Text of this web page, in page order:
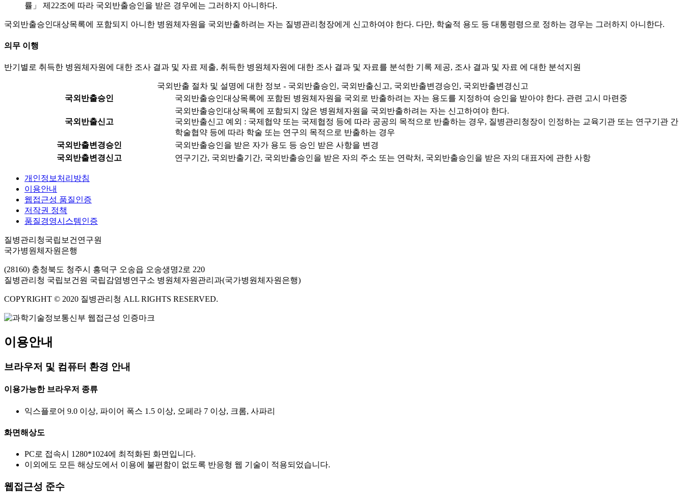
률」 제22조에 따라 국외반출승인을 받은 경우에는 그러하지 아니하다.
국외반출승인대상목록에 포함되지 아니한 병원체자원을 국외반출하려는 자는 질병관리청장에게 신고하여야 한다. 다만, 학술적 용도 등 대통령령으로 정하는 경우는 그러하지 아니한다.
의무 이행
반기별로 취득한 병원체자원에 대한 조사 결과 및 자료 제출, 취득한 병원체자원에 대한 조사 결과 및 자료를 분석한 기록 제공, 조사 결과 및 자료 에 대한 분석지원
국외반출 절차 및 설명에 대한 정보 - 국외반출승인, 국외반출신고, 국외반출변경승인, 국외반출변경신고
국외반출승인
국외반출승인대상목록에 포함된 병원체자원을 국외로 반출하려는 자는 용도를 지정하여 승인을 받아야 한다. 관련 고시 마련중
국외반출신고
국외반출승인대상목록에 포함되지 않은 병원체자원을 국외반출하려는 자는 신고하여야 한다.
국외반출신고 예외 : 국제협약 또는 국제협정 등에 따라 공공의 목적으로 반출하는 경우, 질병관리청장이 인정하는 교육기관 또는 연구기관 간
학술협약 등에 따라 학술 또는 연구의 목적으로 반출하는 경우
국외반출변경승인
국외반출승인을 받은 자가 용도 등 승인 받은 사항을 변경
국외반출변경신고
연구기간, 국외반출기간, 국외반출승인을 받은 자의 주소 또는 연락처, 국외반출승인을 받은 자의 대표자에 관한 사항
개인정보처리방침
이용안내
웹접근성 품질인증
저작권 정책
품질경영시스템인증
질병관리청국립보건연구원
국가병원체자원은행
(28160) 충청북도 청주시 흥덕구 오송읍 오송생명2로 220
질병관리청 국립보건원 국립감염병연구소 병원체자원관리과(국가병원체자원은행)
COPYRIGHT © 2020 질병관리청 ALL RIGHTS RESERVED.
이용안내
브라우저 및 컴퓨터 환경 안내
이용가능한 브라우저 종류
익스플로어 9.0 이상, 파이어 폭스 1.5 이상, 오페라 7 이상, 크롬, 사파리
화면해상도
PC로 접속시 1280*1024에 최적화된 화면입니다.
이외에도 모든 해상도에서 이용에 불편함이 없도록 반응형 웹 기술이 적용되었습니다.
웹접근성 준수